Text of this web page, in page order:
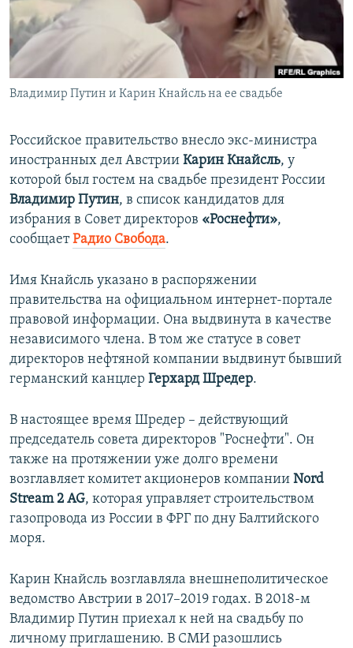
ПОБЕДИТЕЛЕЙ НЕ СУДЯТ?
КРЫМ.НЕПОКОРЕННЫЙ
ELIFBE
УКРАИНСКАЯ ПРОБЛЕМА КРЫМА
ПРИСОЕДИНЯЙТЕСЬ!
Владимир Путин и Карин Кнайсль на ее свадьбе
Российское правительство внесло экс-министра
иностранных дел Австрии Карин Кнайсль, у
которой был гостем на свадьбе президент России
Владимир Путин, в список кандидатов для
избрания в Совет директоров «Роснефти»,
сообщаетРадио Свобода.
Имя Кнайсль указано в распоряжении
правительства на официальном интернет-портале
правовой информации. Она выдвинута в качестве
независимого члена. В том же статусе в совет
директоров нефтяной компании выдвинут бывший
германский канцлер Герхард Шредер.
В настоящее время Шредер – действующий
председатель совета директоров "Роснефти". Он
также на протяжении уже долго времени
возглавляет комитет акционеров компании Nord
Stream 2 AG, которая управляет строительством
газопровода из России в ФРГ по дну Балтийского
моря.
Карин Кнайсль возглавляла внешнеполитическое
ведомство Австрии в 2017–2019 годах. В 2018-м
Владимир Путин приехал к ней на свадьбу по
личному приглашению. В СМИ разошлись